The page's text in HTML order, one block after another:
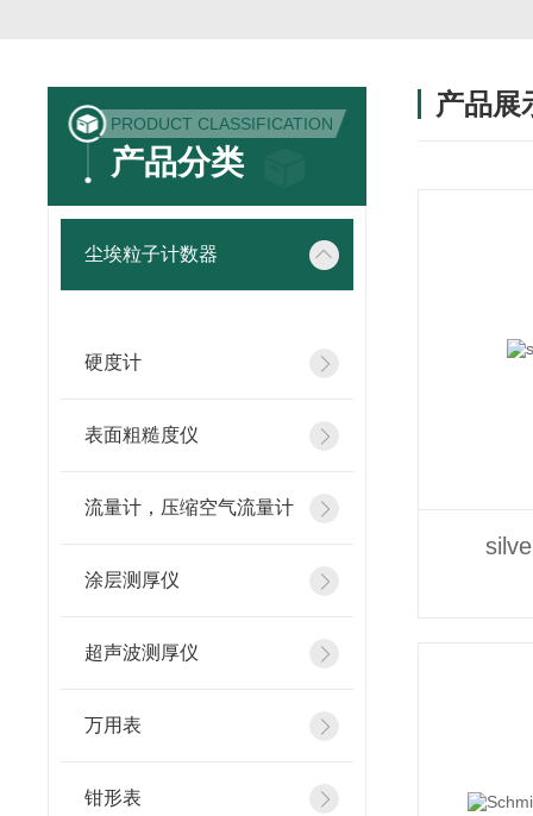
PRODUCT CLASSIFICATION
产品分类
尘埃粒子计数器
硬度计
表面粗糙度仪
流量计，压缩空气流量计
涂层测厚仪
超声波测厚仪
万用表
钳形表
产品展